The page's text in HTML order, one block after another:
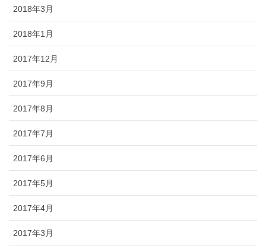
2018年3月
2018年1月
2017年12月
2017年9月
2017年8月
2017年7月
2017年6月
2017年5月
2017年4月
2017年3月